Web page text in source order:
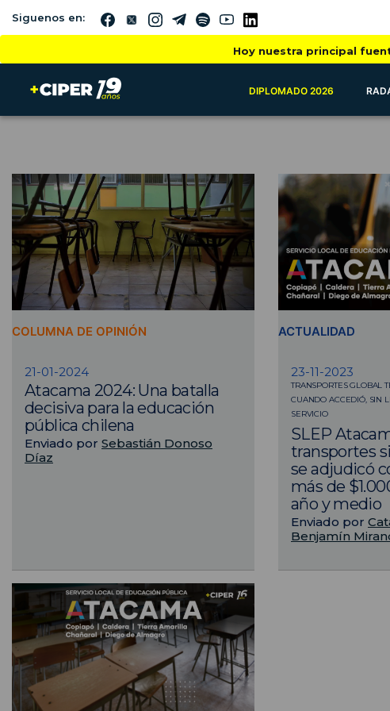
Siguenos en:
Hoy nuestra principal
DIPLOMADO 2026
COLUMNA DE OPINIÓN
21-01-2024
Atacama 2024: Una batalla
decisiva para la educación
pública chilena
Enviado por Sebastián Donoso
Díaz
ACTUALIDAD
23-11-2023
TRANSPORTES GLOBAL
CUANDO ACCEDIÓ, SIN
SERVICIO
SLEP
transportes
se adjudicó
más de
año y medio
Enviado por
Benjamín